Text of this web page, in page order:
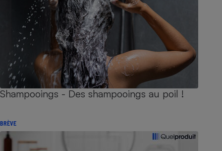
Shampooings - Des shampooings au poil !
BRÈVE